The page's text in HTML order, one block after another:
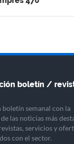
boletín /
boletín semanal con la
las noticias más
servicios y
con el sector.